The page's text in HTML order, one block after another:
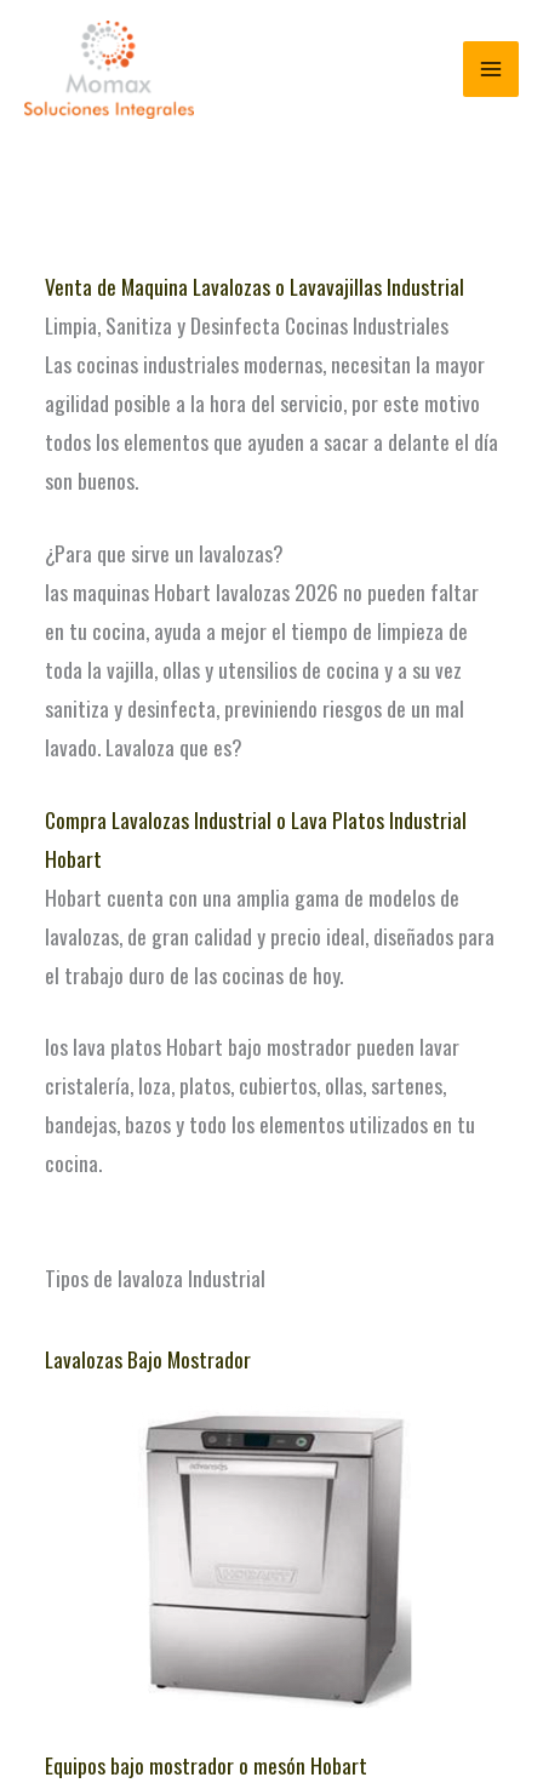
contenido
Venta de Maquina Lavalozas o Lavavajillas Industrial
Limpia, Sanitiza y Desinfecta Cocinas Industriales
Las cocinas industriales modernas, necesitan la mayor
agilidad posible a la hora del servicio, por este motivo
todos los elementos que ayuden a sacar a delante el día
son buenos.
¿Para que sirve un lavalozas?
las maquinas Hobart lavalozas 2026 no pueden faltar
en tu cocina, ayuda a mejor el tiempo de limpieza de
toda la vajilla, ollas y utensilios de cocina y a su vez
sanitiza y desinfecta, previniendo riesgos de un mal
lavado. Lavaloza que es?
Compra Lavalozas Industrial o Lava Platos Industrial
Hobart
Hobart cuenta con una amplia gama de modelos de
lavalozas, de gran calidad y precio ideal, diseñados para
el trabajo duro de las cocinas de hoy.
los lava platos Hobart bajo mostrador pueden lavar
cristalería, loza, platos, cubiertos, ollas, sartenes,
bandejas, bazos y todo los elementos utilizados en tu
cocina.
Tipos de lavaloza Industrial
Lavalozas Bajo Mostrador
Equipos bajo mostrador o mesón Hobart